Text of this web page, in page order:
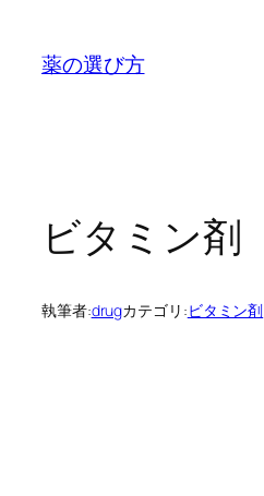
薬の選び方
ビタミン剤
執筆者:drugカテゴリ:ビタミン剤